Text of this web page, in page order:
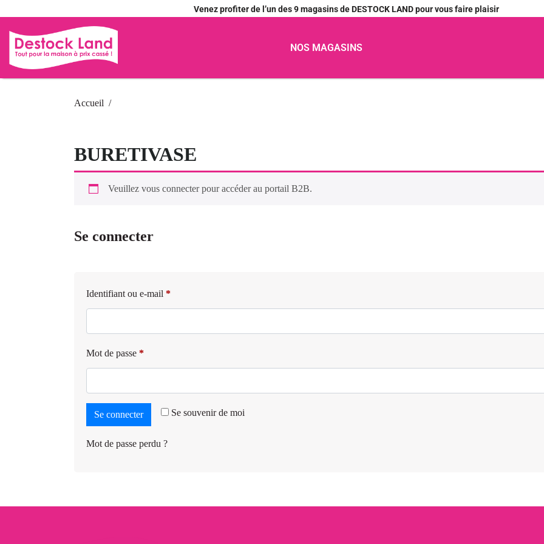
Venez profiter de l’un des 9 magasins de DESTOCK LAND pour vous faire plaisir
NOS MAGASINS
Accueil
BURETIVASE
Veuillez vous connecter pour accéder au portail B2B.
Se connecter
Identifiant ou e-mail *
Mot de passe *
Se souvenir de moi
Se connecter
Mot de passe perdu ?